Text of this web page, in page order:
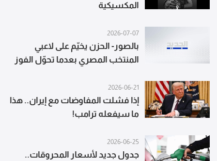
المكسيكية
2026-07-07
بالصور- الحزن يخيّم على لاعبي
المنتخب المصري بعدما تحوّل الفوز
2026-06-21
إذا فشلت المفاوضات مع إيران.. هذا
ما سيفعله ترامب!
2026-06-25
جدول جديد لأسعار المحروقات..